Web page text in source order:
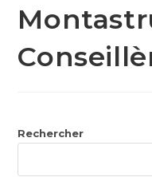
Rechercher